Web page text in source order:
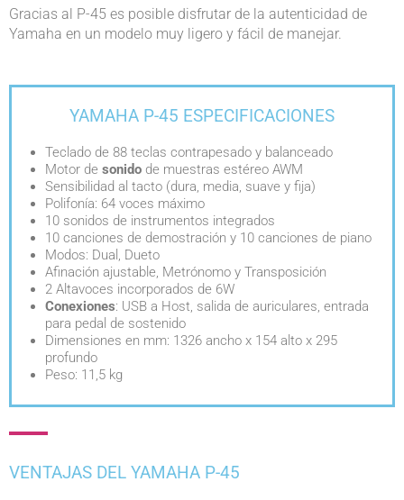
Gracias al P-45 es posible disfrutar de la autenticidad de
Yamaha en un modelo muy ligero y fácil de manejar.
YAMAHA P-45 ESPECIFICACIONES
Teclado de 88 teclas contrapesado y balanceado
Motor de sonido de muestras estéreo AWM
Sensibilidad al tacto (dura, media, suave y fija)
Polifonía: 64 voces máximo
10 sonidos de instrumentos integrados
10 canciones de demostración y 10 canciones de piano
Modos: Dual, Dueto
Afinación ajustable, Metrónomo y Transposición
2 Altavoces incorporados de 6W
Conexiones: USB a Host, salida de auriculares, entrada
para pedal de sostenido
Dimensiones en mm: 1326 ancho x 154 alto x 295
profundo
Peso: 11,5 kg
VENTAJAS DEL YAMAHA P-45